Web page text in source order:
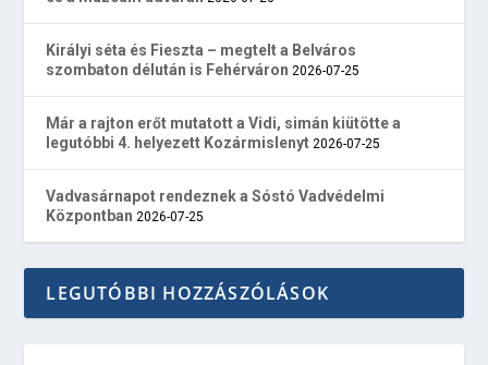
Királyi séta és Fieszta – megtelt a Belváros
szombaton délután is Fehérváron 2026-07-25
Már a rajton erőt mutatott a Vidi, simán kiütötte a
legutóbbi 4. helyezett Kozármislenyt 2026-07-25
Vadvasárnapot rendeznek a Sóstó Vadvédelmi
Központban 2026-07-25
LEGUTÓBBI HOZZÁSZÓLÁSOK